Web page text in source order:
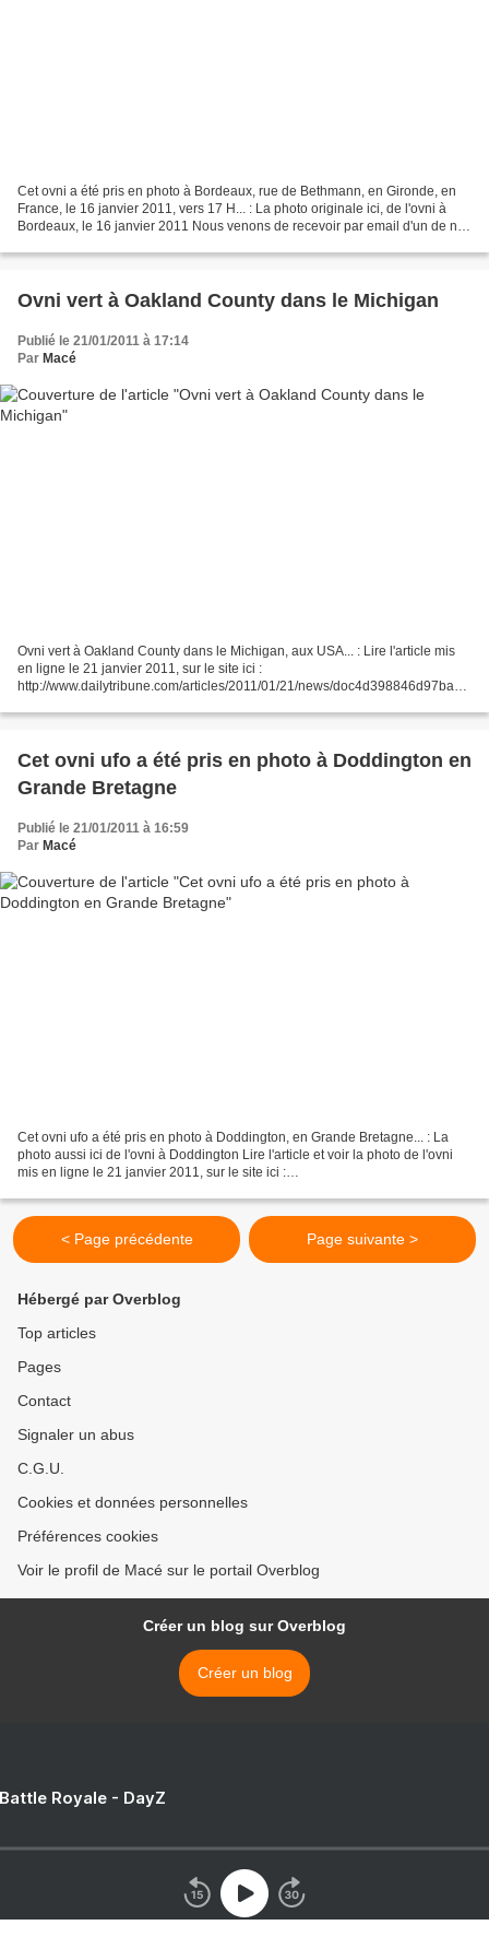
Cet ovni a été pris en photo à Bordeaux, rue de Bethmann, en Gironde, en
France, le 16 janvier 2011, vers 17 H... : La photo originale ici, de l'ovni à
Bordeaux, le 16 janvier 2011 Nous venons de recevoir par email d'un de nos
Ovni vert à Oakland County dans le Michigan
Publié le 21/01/2011 à 17:14
Par Macé
Ovni vert à Oakland County dans le Michigan, aux USA... : Lire l'article mis
en ligne le 21 janvier 2011, sur le site ici :
http://www.dailytribune.com/articles/2011/01/21/news/doc4d398846d97ba16
u=http%3A%2F%2Fwww.dailytribune.com%2Farticles%2F2011%2F01%2F2
-8...
Cet ovni ufo a été pris en photo à Doddington en
Grande Bretagne
Publié le 21/01/2011 à 16:59
Par Macé
Cet ovni ufo a été pris en photo à Doddington, en Grande Bretagne... : La
photo aussi ici de l'ovni à Doddington Lire l'article et voir la photo de l'ovni
mis en ligne le 21 janvier 2011, sur le site ici :
and_village_last_night_1_780522...
< Page précédente Page suivante >
Hébergé par Overblog
Top articles
Pages
Contact
Signaler un abus
C.G.U.
Cookies et données personnelles
Préférences cookies
Voir le profil de Macé sur le portail Overblog
Créer un blog sur Overblog
Créer un blog
Royale - DayZ